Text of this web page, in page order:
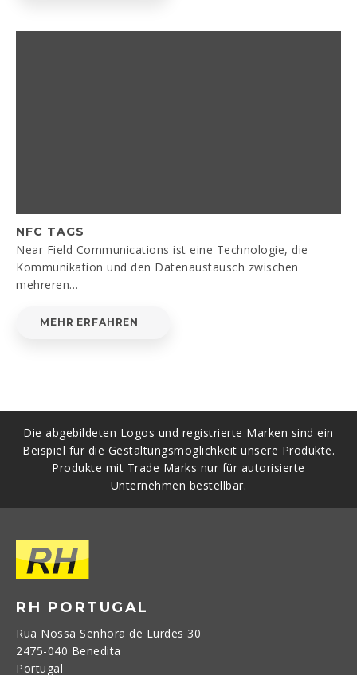
NFC TAGS
Near Field Communications ist eine Technologie, die
Kommunikation und den Datenaustausch zwischen
mehreren…
MEHR ERFAHREN
Die abgebildeten Logos und registrierte Marken sind ein
Beispiel für die Gestaltungsmöglichkeit unsere Produkte.
Produkte mit Trade Marks nur für autorisierte
Unternehmen bestellbar.
RH PORTUGAL
Rua Nossa Senhora de Lurdes 30
2475-040 Benedita
Portugal